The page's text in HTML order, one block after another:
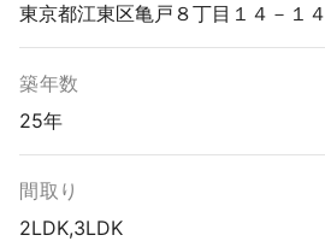
東京都江東区亀戸８丁目１４－１４
築年数
25年
間取り
2LDK,3LDK